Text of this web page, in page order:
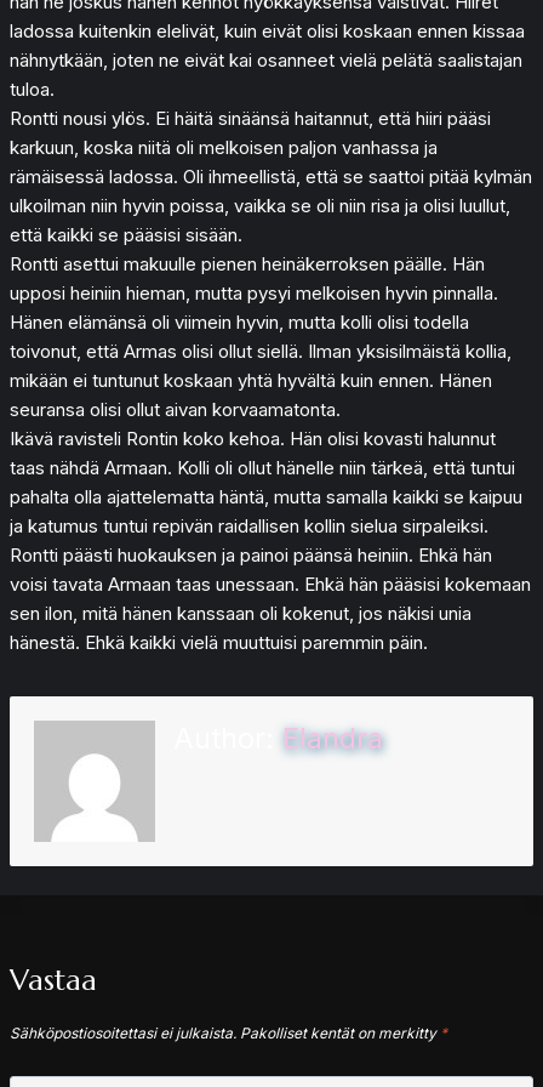
ladossa kuitenkin elelivät, kuin eivät olisi koskaan ennen kissaa
nähnytkään, joten ne eivät kai osanneet vielä pelätä saalistajan
tuloa.
Rontti nousi ylös. Ei häitä sinäänsä haitannut, että hiiri pääsi
karkuun, koska niitä oli melkoisen paljon vanhassa ja
rämäisessä ladossa. Oli ihmeellistä, että se saattoi pitää kylmän
ulkoilman niin hyvin poissa, vaikka se oli niin risa ja olisi luullut,
että kaikki se pääsisi sisään.
Rontti asettui makuulle pienen heinäkerroksen päälle. Hän
upposi heiniin hieman, mutta pysyi melkoisen hyvin pinnalla.
Hänen elämänsä oli viimein hyvin, mutta kolli olisi todella
toivonut, että Armas olisi ollut siellä. Ilman yksisilmäistä kollia,
mikään ei tuntunut koskaan yhtä hyvältä kuin ennen. Hänen
seuransa olisi ollut aivan korvaamatonta.
Ikävä ravisteli Rontin koko kehoa. Hän olisi kovasti halunnut
taas nähdä Armaan. Kolli oli ollut hänelle niin tärkeä, että tuntui
pahalta olla ajattelematta häntä, mutta samalla kaikki se kaipuu
ja katumus tuntui repivän raidallisen kollin sielua sirpaleiksi.
Rontti päästi huokauksen ja painoi päänsä heiniin. Ehkä hän
voisi tavata Armaan taas unessaan. Ehkä hän pääsisi kokemaan
sen ilon, mitä hänen kanssaan oli kokenut, jos näkisi unia
hänestä. Ehkä kaikki vielä muuttuisi paremmin päin.
Elandra
Vastaa
Sähköpostiosoitettasi ei julkaista. Pakolliset kentät on merkitty *